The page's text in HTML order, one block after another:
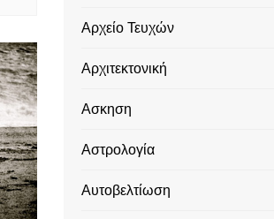
Αρχείο Τευχών
Αρχιτεκτονική
Ασκηση
Αστρολογία
Αυτοβελτίωση